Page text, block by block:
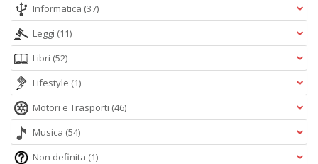
Informatica (37)
Leggi (11)
Libri (52)
Lifestyle (1)
Motori e Trasporti (46)
Musica (54)
Non definita (1)